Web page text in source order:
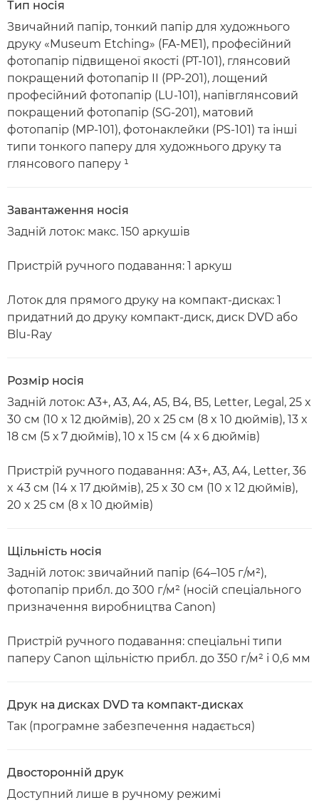
Тип носія
Звичайний папір, тонкий папір для художнього
друку «Museum Etching» (FA-ME1), професійний
фотопапір підвищеної якості (PT-101), глянсовий
покращений фотопапір II (PP-201), лощений
професійний фотопапір (LU-101), напівглянсовий
покращений фотопапір (SG-201), матовий
фотопапір (MP-101), фотонаклейки (PS-101) та інші
типи тонкого паперу для художнього друку та
глянсового паперу ¹
Завантаження носія
Задній лоток: макс. 150 аркушів
Пристрій ручного подавання: 1 аркуш
Лоток для прямого друку на компакт-дисках: 1
придатний до друку компакт-диск, диск DVD або
Blu-Ray
Розмір носія
Задній лоток: A3+, A3, A4, A5, B4, B5, Letter, Legal, 25 x
30 см (10 x 12 дюймів), 20 x 25 см (8 x 10 дюймів), 13 x
18 см (5 х 7 дюймів), 10 x 15 см (4 х 6 дюймів)
Пристрій ручного подавання: A3+, A3, A4, Letter, 36
x 43 см (14 x 17 дюймів), 25 x 30 см (10 x 12 дюймів),
20 x 25 см (8 x 10 дюймів)
Щільність носія
Задній лоток: звичайний папір (64–105 г/м²),
фотопапір прибл. до 300 г/м² (носій спеціального
призначення виробництва Canon)
Пристрій ручного подавання: спеціальні типи
паперу Canon щільністю прибл. до 350 г/м² і 0,6 мм
Друк на дисках DVD та компакт-дисках
Так (програмне забезпечення надається)
Двосторонній друк
Доступний лише в ручному режимі